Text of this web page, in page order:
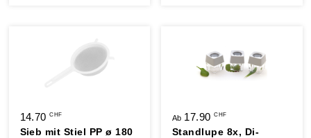
14.70CHF
Sieb mit Stiel PP ø 180
Ab 17.90CHF
Standlupe 8x, Di-